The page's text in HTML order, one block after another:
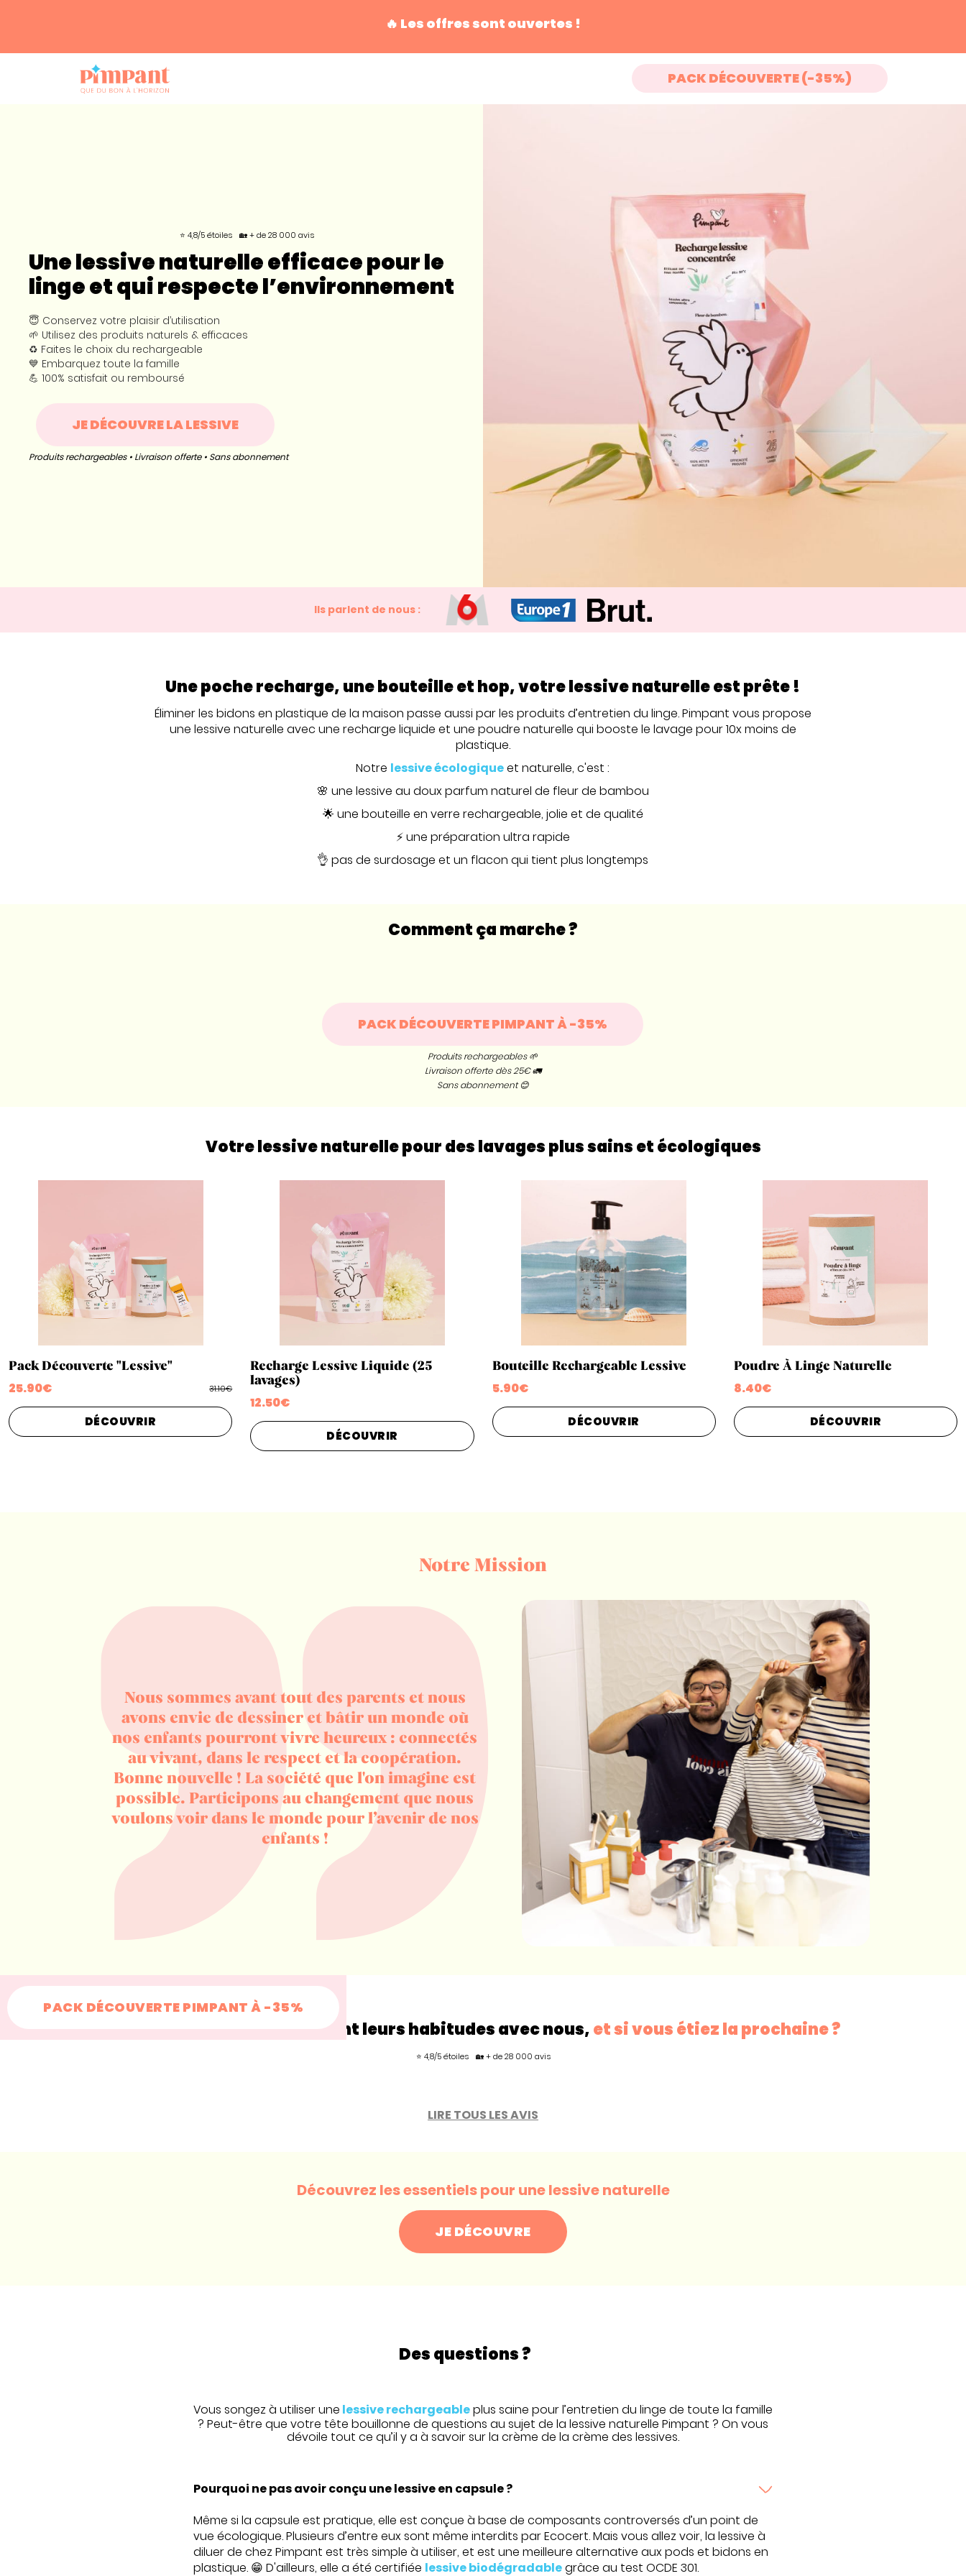
🔥 Les offres sont ouvertes !
PACK DÉCOUVERTE (-35%)
⭐ 4,8/5 étoiles 🏡 + de 28 000 avis
Une lessive naturelle efficace pour le
linge et qui respecte l’environnement
😇 Conservez votre plaisir d’utilisation
🌱 Utilisez des produits naturels & efficaces
♻️ Faites le choix du rechargeable
💙 Embarquez toute la famille
💪 100% satisfait ou remboursé
JE DÉCOUVRE LA LESSIVE
Produits rechargeables • Livraison offerte • Sans abonnement
Ils parlent de nous :
Une poche recharge, une bouteille et hop, votre lessive naturelle est prête !
Éliminer les bidons en plastique de la maison passe aussi par les produits d’entretien du linge. Pimpant vous propose
une lessive naturelle avec une recharge liquide et une poudre naturelle qui booste le lavage pour 10x moins de
plastique.
Notre lessive écologiqueet naturelle, c'est :
🌸 une lessive au doux parfum naturel de fleur de bambou
🌟 une bouteille en verre rechargeable, jolie et de qualité
⚡️ une préparation ultra rapide
👌 pas de surdosage et un flacon qui tient plus longtemps
Comment ça marche ?
PACK DÉCOUVERTE PIMPANT À -35%
Produits rechargeables 🌱
Livraison offerte dès 25€ 🚛
Sans abonnement 😊
Votre lessive naturelle pour des lavages plus sains et écologiques
Pack Découverte "Lessive"
25.90€ 31.10€
DÉCOUVRIR
Recharge Lessive Liquide (25
lavages)
12.50€
DÉCOUVRIR
Bouteille Rechargeable Lessive
5.90€
DÉCOUVRIR
Poudre À Linge Naturelle
8.40€
DÉCOUVRIR
Notre Mission
Nous sommes avant tout des parents et nous
avons envie de dessiner et bâtir un monde où
nos enfants pourront vivre heureux : connectés
au vivant, dans le respect et la coopération.
Bonne nouvelle ! La société que l'on imagine est
possible. Participons au changement que nous
voulons voir dans le monde pour l’avenir de nos
enfants !
PACK DÉCOUVERTE PIMPANT À -35%
+200 000familles changent leurs habitudes avec nous,et si vous étiez la prochaine ?
⭐ 4,8/5 étoiles 🏡 + de 28 000 avis
LIRE TOUS LES AVIS
Découvrez les essentiels pour une lessive naturelle
JE DÉCOUVRE
Des questions ?
Vous songez à utiliser une lessive rechargeableplus saine pour l’entretien du linge de toute la famille
? Peut-être que votre tête bouillonne de questions au sujet de la lessive naturelle Pimpant ? On vous
dévoile tout ce qu’il y a à savoir sur la crème de la crème des lessives.
Pourquoi ne pas avoir conçu une lessive en capsule ?
Même si la capsule est pratique, elle est conçue à base de composants controversés d’un point de
vue écologique. Plusieurs d’entre eux sont même interdits par Ecocert. Mais vous allez voir, la lessive à
diluer de chez Pimpant est très simple à utiliser, et est une meilleure alternative aux pods et bidons en
plastique. 😁 D'ailleurs, elle a été certifiée lessive biodégradablegrâce au test OCDE 301.